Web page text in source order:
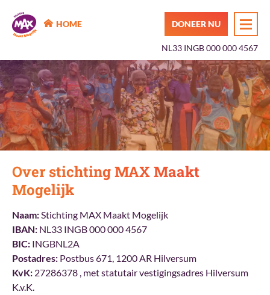
MAX Maakt Mogelijk
HOME DONEER NU
NL33 INGB 000 000 4567
Over stichting MAX Maakt
Mogelijk
Naam:Stichting MAX Maakt Mogelijk
IBAN: NL33 INGB 000 000 4567
BIC: INGBNL2A
Postadres: Postbus 671, 1200 AR Hilversum
KvK: 27286378 , met statutair vestigingsadres Hilversum
K.v.K.